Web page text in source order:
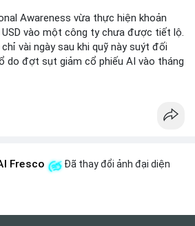
Awareness vừa thực hiện khoản
vào một công ty chưa được tiết lộ.
vài ngày sau khi quỹ này suýt đối
do đợt sụt giảm cổ phiếu AI vào tháng
bước phục hồi đáng chú ý của quỹ
Fresco
Đã thay đổi ảnh đại diện